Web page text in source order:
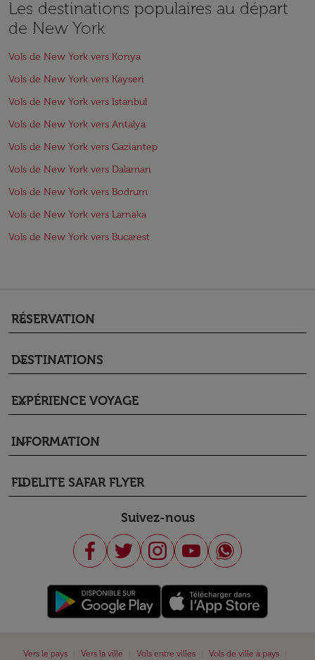
Les destinations populaires au départ
de New York
Vols de New York vers Konya
Vols de New York vers Kayseri
Vols de New York vers Istanbul
Vols de New York vers Antalya
Vols de New York vers Gaziantep
Vols de New York vers Dalaman
Vols de New York vers Bodrum
Vols de New York vers Larnaka
Vols de New York vers Bucarest
RÉSERVATION
keyboard_arrow_down
DESTINATIONS
keyboard_arrow_down
EXPÉRIENCE VOYAGE
keyboard_arrow_down
INFORMATION
keyboard_arrow_down
FIDELITE SAFAR FLYER
keyboard_arrow_down
Suivez-nous
Vers le pays Vers la ville Vols entre villes Vols de ville à pays